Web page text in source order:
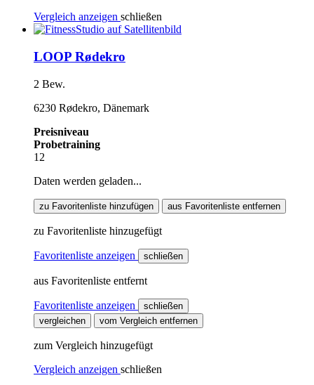
Vergleich anzeigen schließen
LOOP Rødekro
2 Bew.
6230 Rødekro, Dänemark
Preisniveau
Probetraining
12
Daten werden geladen...
zu Favoritenliste hinzufügen aus Favoritenliste entfernen
zu Favoritenliste hinzugefügt
Favoritenliste anzeigen schließen
aus Favoritenliste entfernt
Favoritenliste anzeigen
schließen
vergleichen
vom Vergleich entfernen
zum Vergleich hinzugefügt
Vergleich anzeigen schließen